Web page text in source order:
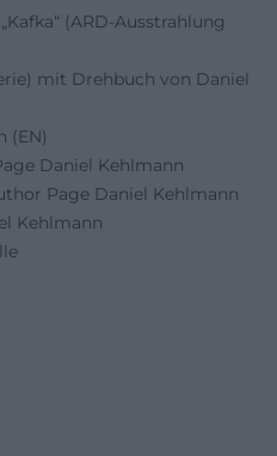
(ARD-Ausstrahlung
mit Drehbuch von Daniel
(EN)
Daniel Kehlmann
Page Daniel Kehlmann
Kehlmann